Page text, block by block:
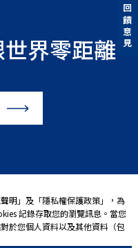
界零距離
明」及「隱私權保護政策」，為
記錄存取您的瀏覽訊息。當您
於您個人資料以及其他資料（包
回饋意見